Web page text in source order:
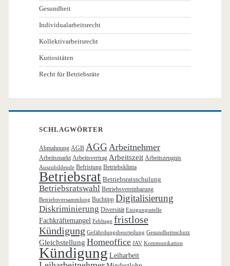
Gesundheit
Individualarbeitsrecht
Kollektivarbeitsrecht
Kuriositäten
Recht für Betriebsräte
SCHLAGWÖRTER
Abmahnung AGB AGG Arbeitnehmer
Arbeitsmarkt Arbeitsvertrag Arbeitszeit Arbeitszeugnis
Auszubildende Befristung Betriebsklima
Betriebsrat Betriebsratsschulung
Betriebsratswahl Betriebsvereinbarung
Betriebsversammlung Buchtipp Digitalisierung
Diskriminierung Diversität Einigungsstelle
Fachkräftemangel Fehltage fristlose
Kündigung Gefährdungsbeurteilung Gesundheitsschutz
Gleichstellung Homeoffice JAV Kommunikation
Kündigung Leiharbeit